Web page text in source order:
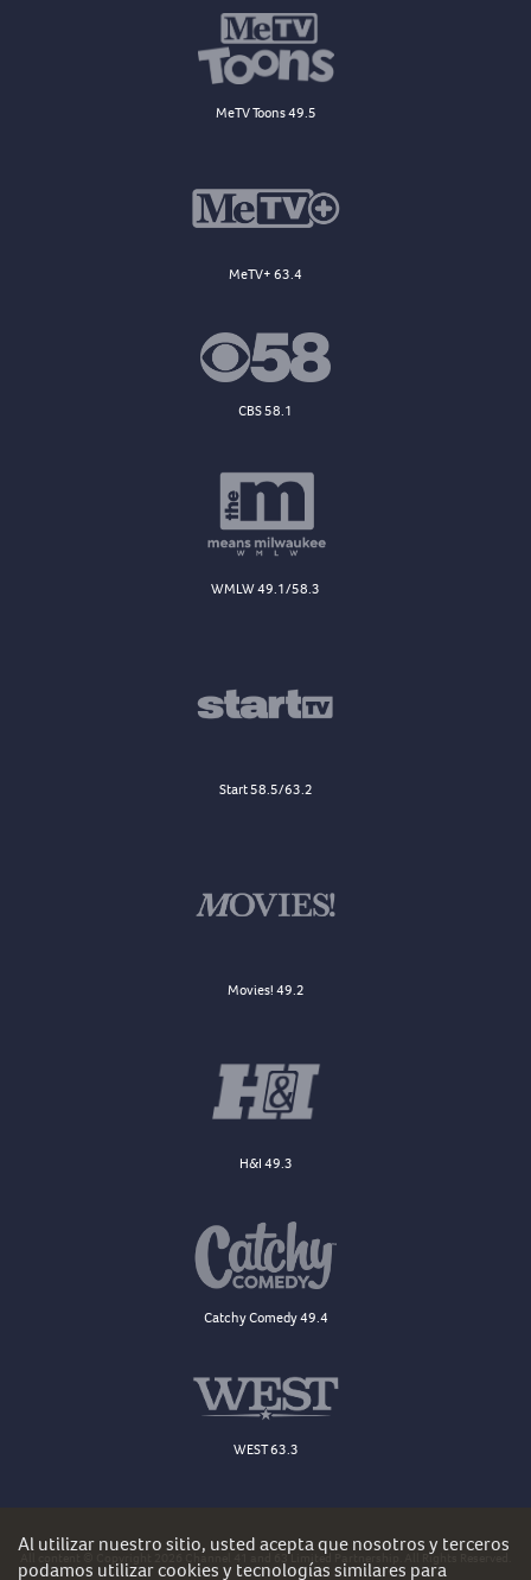
MeTV Toons 49.5
MeTV+ 63.4
CBS 58.1
WMLW 49.1/58.3
Start 58.5/63.2
Movies! 49.2
H&I 49.3
Catchy Comedy 49.4
WEST 63.3
All content © Copyright 2026 Channel 41 and 63 Limited Partnership. All Rights Reserved.
Al utilizar nuestro sitio, usted acepta que nosotros y terceros
podamos utilizar cookies y tecnologías similares para